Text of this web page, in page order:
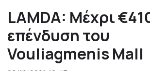
LAMDA: Μέχρι
επένδυση του
Vouliagmenis Mall